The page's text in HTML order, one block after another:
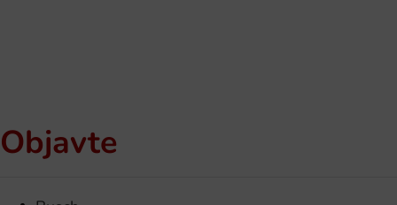
Objavte